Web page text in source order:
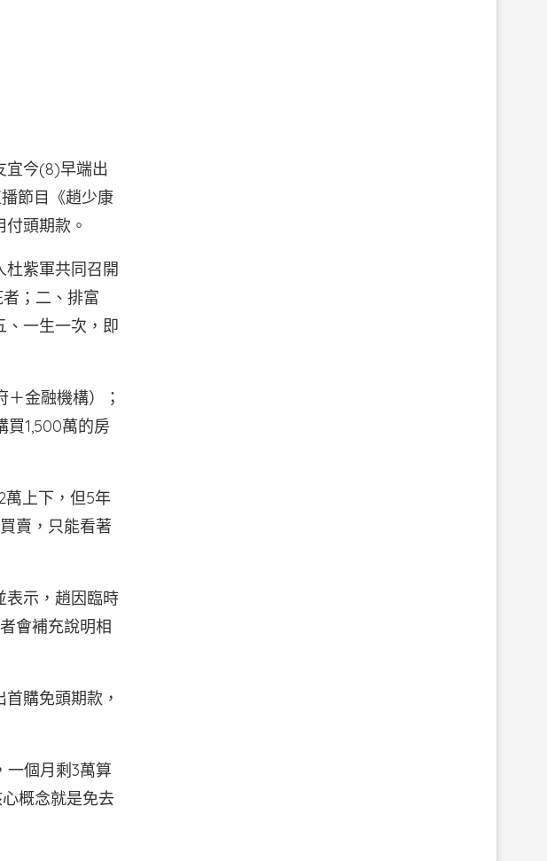
宜今(8)早端出
節目《趙少康
頭期款。
紫軍共同召開
；二、排富
、一生一次，即
＋金融機構）；
買1,500萬的房
萬上下，但5年
賣，只能看著
表示，趙因臨時
會補充說明相
購免頭期款，
一個月剩3萬算
概念就是免去